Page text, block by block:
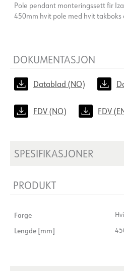
Pole pendant monteringssett fir
450mm hvit pole med hvit takboks
DOKUMENTASJON
Datablad (NO)
FDV (NO) FDV
SPESIFIKASJONER
PRODUKT
Farge
Lengde [mm]